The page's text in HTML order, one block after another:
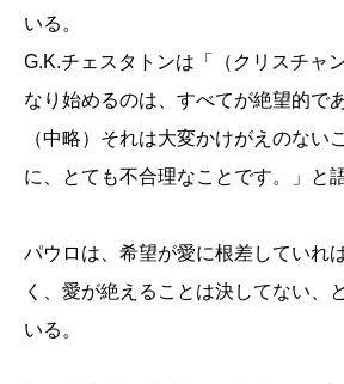
いる。
G.K.チェスタトンは「（クリスチャ
なり始めるのは、すべてが絶望的で
（中略）それは大変かけがえのない
に、とても不合理なことです。」と語
パウロは、希望が愛に根差していれ
く、愛が絶えることは決してない、
いる。